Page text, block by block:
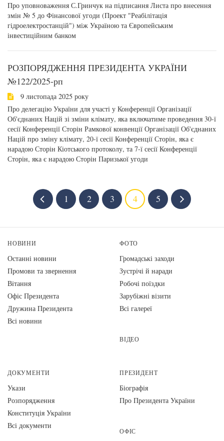
Про уповноваження С.Гринчук на підписання Листа про внесення
змін № 5 до Фінансової угоди (Проект "Реабілітація
гідроелектростанцій") між Україною та Європейським
інвестиційним банком
РОЗПОРЯДЖЕННЯ ПРЕЗИДЕНТА УКРАЇНИ
№122/2025-рп
9 листопада 2025 року
Про делегацію України для участі у Конференції Організації
Об'єднаних Націй зі зміни клімату, яка включатиме проведення 30-ї
сесії Конференції Сторін Рамкової конвенції Організації Об'єднаних
Націй про зміну клімату, 20-ї сесії Конференції Сторін, яка є
нарадою Сторін Кіотського протоколу, та 7-ї сесії Конференції
Сторін, яка є нарадою Сторін Паризької угоди
1 2 3 4 5
НОВИНИ
Останні новини
Промови та звернення
Вiтання
Офіс Президента
Дружина Президента
Всі новини
ФОТО
Громадські заходи
Зустрічі й наради
Робочі поїздки
Зарубіжні візити
Всі галереї
ВІДЕО
ДОКУМЕНТИ
Укази
Розпорядження
Конституція України
Всі документи
ПРЕЗИДЕНТ
Біографія
Про Президента України
ОФІС